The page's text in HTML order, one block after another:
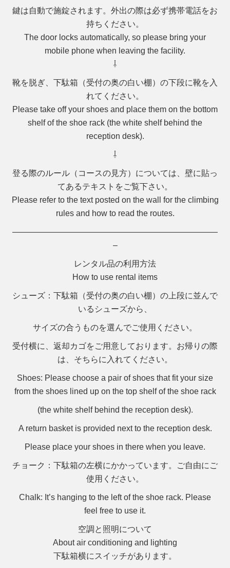
鍵は自動で施錠されます。外出の際は必ず携帯電話をお
持ちください。
The door locks automatically, so please bring your
mobile phone when leaving the facility.
⇩
靴を脱ぎ、 下駄箱 （受付の奥の白い棚） の下段に靴を入
れてください。
Please take off your shoes and place them on the bottom
shelf of the shoe rack (the white shelf behind the
reception desk).
⇩
登る際のルール（コースの見方）については、壁に貼っ
てあるテキストをご覧下さい。
Please refer to the text posted on the wall for the climbing
rules and how to read the routes.
—————————————————————————
–
レンタル品の利用方法
How to use rental items
シューズ ：下駄箱（受付の奥の白い棚）の上段に並んで
いるシューズから、
サイズの合うものを選んでご使用ください。
受付横に、返却カゴをご用意しております。お帰りの際
は、そちらに入れてください。
Shoes: Please choose a pair of shoes that fit your size
from the shoes lined up on the top shelf of the shoe rack
(the white shelf behind the reception desk).
A return basket is provided next to the reception desk.
Please place your shoes in there when you leave.
チョーク ：下駄箱の左横にかかっています。ご自由にご
使用ください。
Chalk: It’s hanging to the left of the shoe rack. Please
feel free to use it.
空調と照明について
About air conditioning and lighting
下駄箱横にスイッチがあります。